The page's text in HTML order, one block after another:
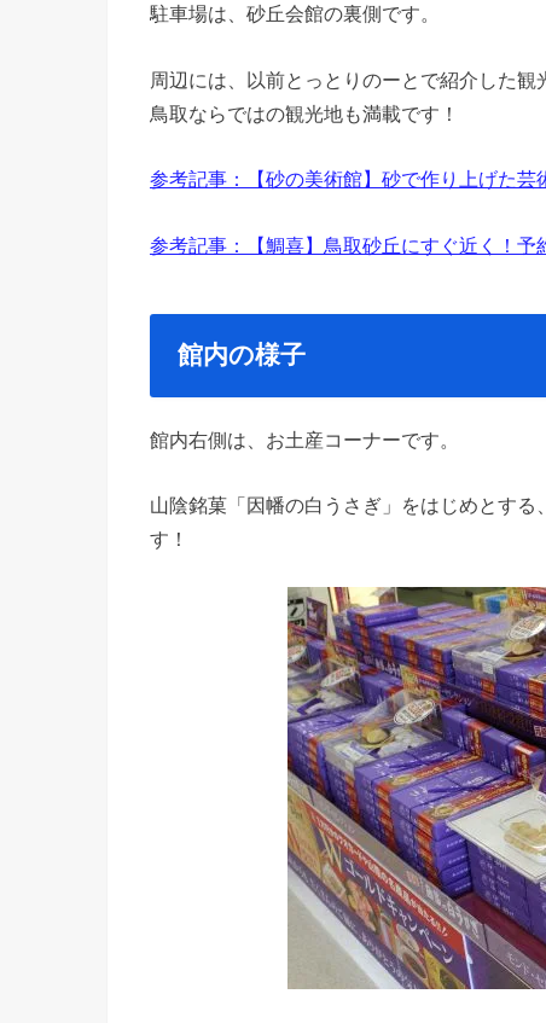
駐車場は、砂丘会館の裏側です。
周辺には、以前とっとりのーとで紹介した観
鳥取ならではの観光地も満載です！
参考記事：【砂の美術館】砂で作り上げた
参考記事：【鯛喜】鳥取砂丘にすぐ近く！予
館内の様子
館内右側は、お土産コーナーです。
山陰銘菓「因幡の白うさぎ」をはじめとす
す！